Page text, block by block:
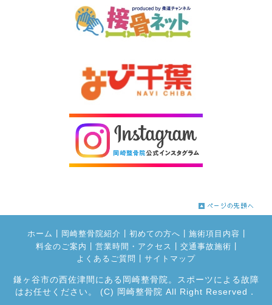
ホーム 岡崎整骨院紹介 初めての方へ 施術項目内容
料金のご案内
営業時間・アクセス 交通事故施術
よくあるご質問
サイトマップ
鎌ヶ谷市の西佐津間にある岡崎整骨院。スポーツによる故障
はお任せください。 (C) 岡崎整骨院 All Right Reserved．